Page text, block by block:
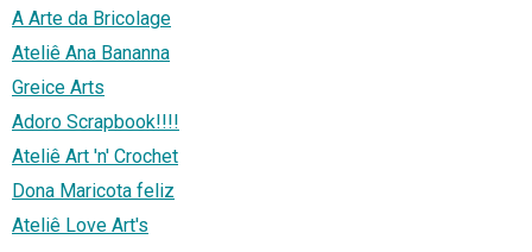
A Arte da Bricolage
Ateliê Ana Bananna
Greice Arts
Adoro Scrapbook!!!!
Ateliê Art 'n' Crochet
Dona Maricota feliz
Ateliê Love Art's